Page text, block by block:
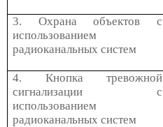
3. Охрана объектов с
использованием
радиоканальных систем
4. Кнопка тревожной
сигнализации с
использованием
радиоканальных систем